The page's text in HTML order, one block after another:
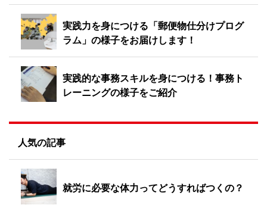
実践力を身につける「郵便物仕分けプログ
ラム」の様子をお届けします！
実践的な事務スキルを身につける！事務ト
レーニングの様子をご紹介
人気の記事
就労に必要な体力ってどうすればつくの？